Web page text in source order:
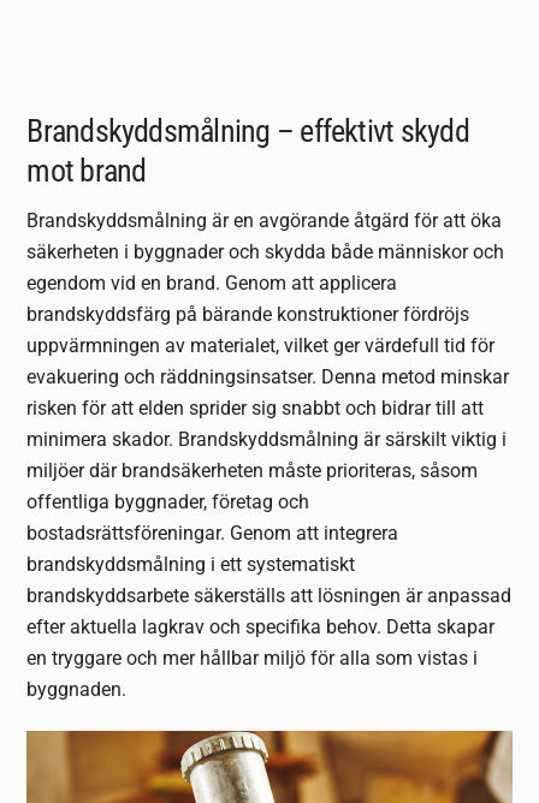
Brandskyddsmålning – effektivt skydd
mot brand
Brandskyddsmålning är en avgörande åtgärd för att öka
säkerheten i byggnader och skydda både människor och
egendom vid en brand. Genom att applicera
brandskyddsfärg på bärande konstruktioner fördröjs
uppvärmningen av materialet, vilket ger värdefull tid för
evakuering och räddningsinsatser. Denna metod minskar
risken för att elden sprider sig snabbt och bidrar till att
minimera skador. Brandskyddsmålning är särskilt viktig i
miljöer där brandsäkerheten måste prioriteras, såsom
offentliga byggnader, företag och
bostadsrättsföreningar. Genom att integrera
brandskyddsmålning i ett systematiskt
brandskyddsarbete säkerställs att lösningen är anpassad
efter aktuella lagkrav och specifika behov. Detta skapar
en tryggare och mer hållbar miljö för alla som vistas i
byggnaden.